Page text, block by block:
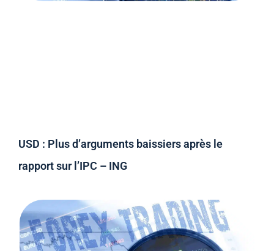
USD : Plus d’arguments baissiers après le
rapport sur l’IPC – ING